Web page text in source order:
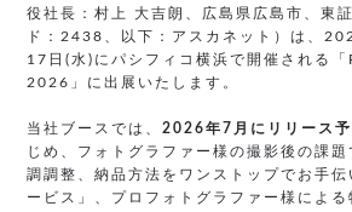
役社長：村上 大吉朗、広島県広島市、東
ド：2438、以下：アスカネット）は、
17日(水)にパシフィコ横浜で開催される
2026」に出展いたします。
当社ブースでは、2026年7月にリリース
じめ、フォトグラファー様の撮影後の課
調調整、納品方法をワンストップでお手
ービス」、プロフォトグラファー様によ